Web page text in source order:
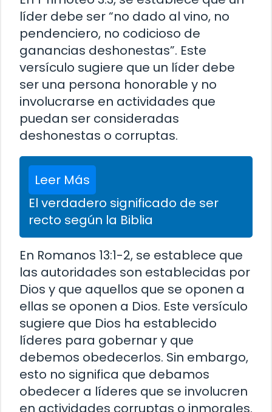
líder debe ser “no dado al vino, no
pendenciero, no codicioso de
ganancias deshonestas”. Este
versículo sugiere que un líder debe
ser una persona honorable y no
involucrarse en actividades que
puedan ser consideradas
deshonestas o corruptas.
Leer Más
El verdadero significado de ser
recto según la Biblia
En Romanos 13:1-2, se establece que
las autoridades son establecidas por
Dios y que aquellos que se oponen a
ellas se oponen a Dios. Este versículo
sugiere que Dios ha establecido
líderes para gobernar y que
debemos obedecerlos. Sin embargo,
esto no significa que debamos
obedecer a líderes que se involucren
en actividades corruptas o inmorales.